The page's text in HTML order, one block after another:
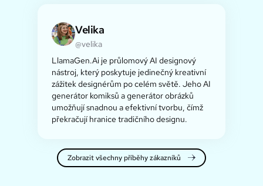
Velika
@velika
LlamaGen.Ai je průlomový AI designový
nástroj, který poskytuje jedinečný kreativní
zážitek designérům po celém světě. Jeho AI
generátor komiksů a generátor obrázků
umožňují snadnou a efektivní tvorbu, čímž
překračují hranice tradičního designu.
Zobrazit všechny příběhy zákazníků